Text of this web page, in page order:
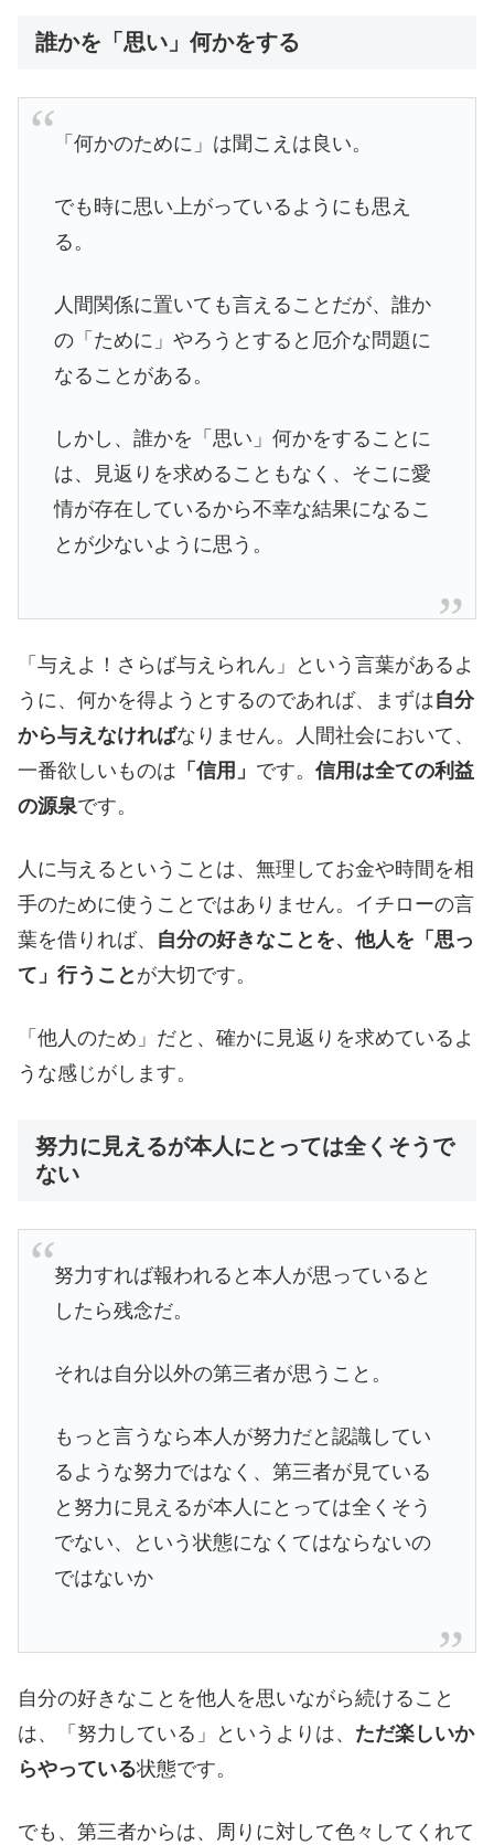
誰かを「思い」何かをする
「何かのために」は聞こえは良い。
でも時に思い上がっているようにも思え
る。
人間関係に置いても言えることだが、誰か
の「ために」やろうとすると厄介な問題に
なることがある。
しかし、誰かを「思い」何かをすることに
は、見返りを求めることもなく、そこに愛
情が存在しているから不幸な結果になるこ
とが少ないように思う。
「与えよ！さらば与えられん」という言葉があるよ
うに、何かを得ようとするのであれば、まずは自分
から与えなければなりません。人間社会において、
一番欲しいものは 「信用」 です。 信用は全ての利益
の源泉です。
人に与えるということは、無理してお金や時間を相
手のために使うことではありません。イチローの言
葉を借りれば、 自分の好きなことを、他人を「思っ
て」行うこと が大切です。
「他人のため」だと、確かに見返りを求めているよ
うな感じがします。
努力に見えるが本人にとっては全くそうで
ない
努力すれば報われると本人が思っていると
したら残念だ。
それは自分以外の第三者が思うこと。
もっと言うなら本人が努力だと認識してい
るような努力ではなく、第三者が見ている
と努力に見えるが本人にとっては全くそう
でない、という状態になくてはならないの
ではないか
自分の好きなことを他人を思いながら続けること
は、「努力している」というよりは、 ただ楽しいか
らやっている状態です。
でも、第三者からは、周りに対して色々してくれて